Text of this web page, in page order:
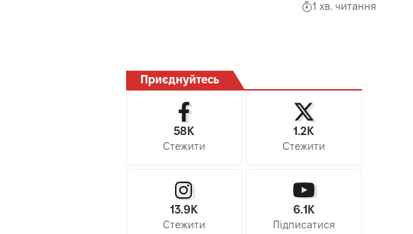
1 хв. читання
Приєднуйтесь
58K
Стежити
1.2K
Стежити
13.9K
Стежити
6.1K
Підписатися